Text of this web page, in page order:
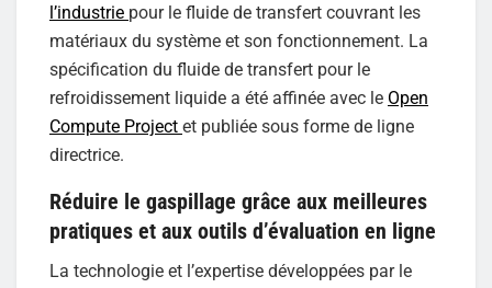
l’industrie pour le fluide de transfert couvrant les
matériaux du système et son fonctionnement. La
spécification du fluide de transfert pour le
refroidissement liquide a été affinée avec le Open
Compute Project et publiée sous forme de ligne
directrice.
Réduire le gaspillage grâce aux meilleures
pratiques et aux outils d’évaluation en ligne
La technologie et l’expertise développées par le